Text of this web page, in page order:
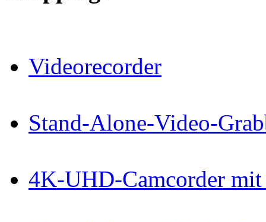
Videorecorder
Stand-Alone-Video-
4K-UHD-Camcorder